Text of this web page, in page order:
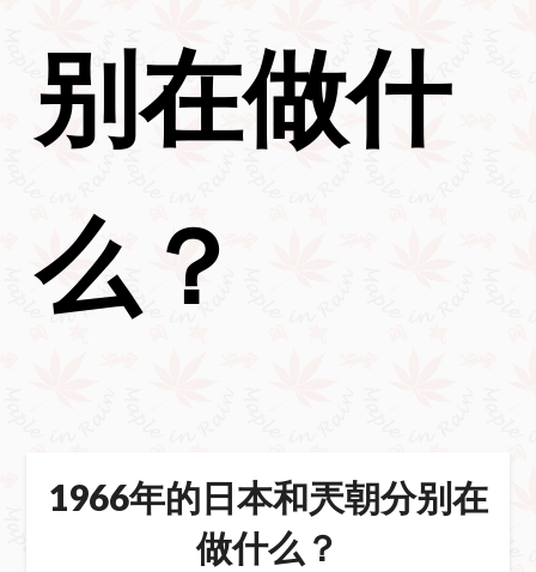
别在做什
么？
1966年的日本和兲朝分别在
做什么？